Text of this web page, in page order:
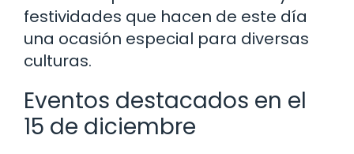
festividades que hacen de este día
una ocasión especial para diversas
culturas.
Eventos destacados en el
15 de diciembre